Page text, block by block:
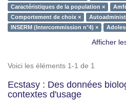
Caractéristiques de la population ×
Comportement de choix ×
INSERM (Intercommission n°4) ×
Afficher
Voici les éléments 1-1 de 1
Ecstasy : Des données
contextes d'usage